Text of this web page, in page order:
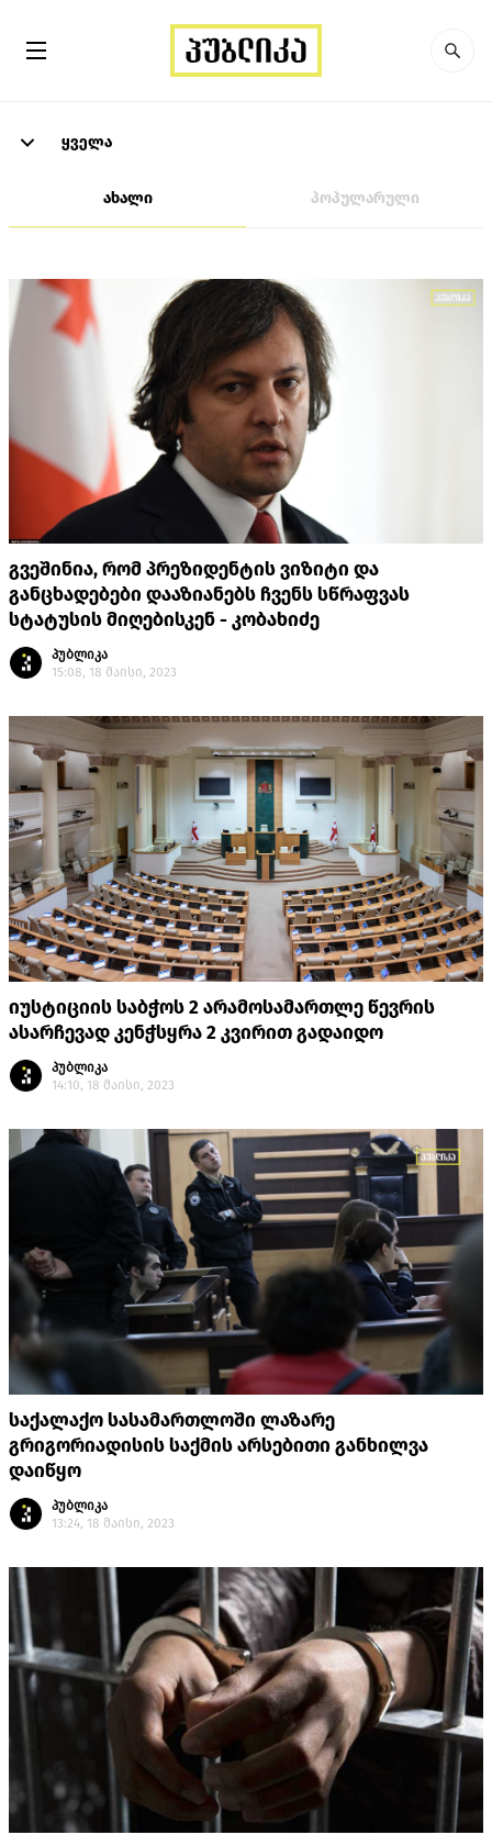
ყველა
ახალი პოპულარული
გვეშინია, რომ პრეზიდენტის ვიზიტი და
განცხადებები დააზიანებს ჩვენს სწრაფვას
სტატუსის მიღებისკენ - კობახიძე
პუბლიკა
15:08, 18 მაისი, 2023
იუსტიციის საბჭოს 2 არამოსამართლე წევრის
ასარჩევად კენჭსყრა 2 კვირით გადაიდო
პუბლიკა
14:10, 18 მაისი, 2023
საქალაქო სასამართლოში ლაზარე
გრიგორიადისის საქმის არსებითი განხილვა
დაიწყო
პუბლიკა
13:24, 18 მაისი, 2023